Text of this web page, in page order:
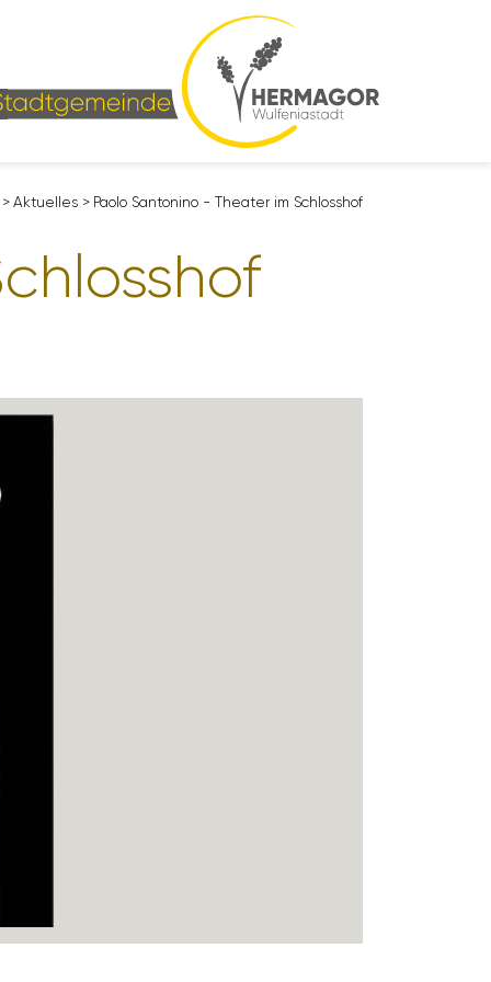
> Aktu­elles > Paolo Santo­nino - Theater im Schlosshof